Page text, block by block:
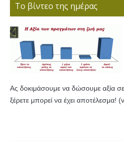
Το βίντεο της ημέρας
Ας δοκιμάσουμε να δώσουμε αξία
ξέρετε μπορεί να έχει αποτέλεσμα!